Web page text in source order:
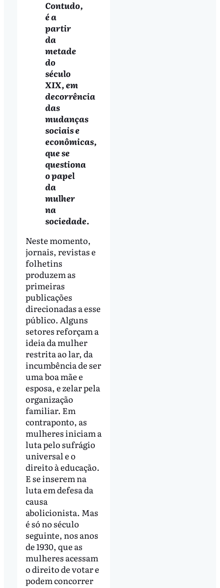
Contudo,
é a
partir
da
metade
do
século
XIX, em
decorrência
das
mudanças
sociais e
econômicas,
que se
questiona
o papel
da
mulher
na
sociedade.
Neste momento,
jornais, revistas e
folhetins
produzem as
primeiras
publicações
direcionadas a esse
público. Alguns
setores reforçam a
ideia da mulher
restrita ao lar, da
incumbência de ser
uma boa mãe e
esposa, e zelar pela
organização
familiar. Em
contraponto, as
mulheres iniciam a
luta pelo sufrágio
universal e o
direito à educação.
E se inserem na
luta em defesa da
causa
abolicionista. Mas
é só no século
seguinte, nos anos
de 1930, que as
mulheres acessam
o direito de votar e
podem concorrer